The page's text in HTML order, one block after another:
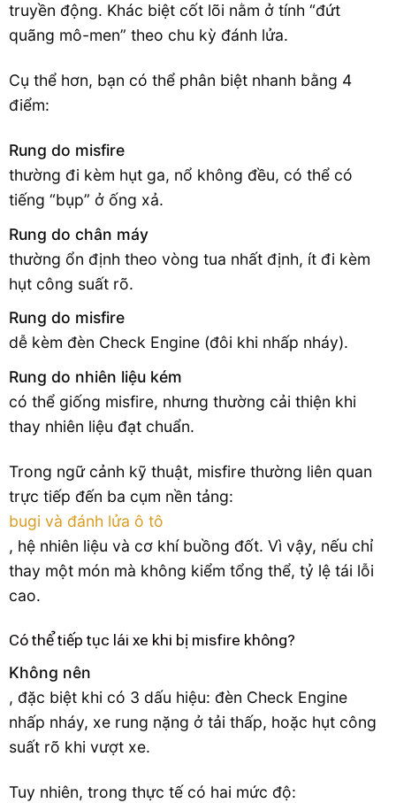
truyền động. Khác biệt cốt lõi nằm ở tính “đứt
quãng mô-men” theo chu kỳ đánh lửa.
Cụ thể hơn, bạn có thể phân biệt nhanh bằng 4
điểm:
Rung do misfire
thường đi kèm hụt ga, nổ không đều, có thể có
tiếng “bụp” ở ống xả.
Rung do chân máy
thường ổn định theo vòng tua nhất định, ít đi kèm
hụt công suất rõ.
Rung do misfire
dễ kèm đèn Check Engine (đôi khi nhấp nháy).
Rung do nhiên liệu kém
có thể giống misfire, nhưng thường cải thiện khi
thay nhiên liệu đạt chuẩn.
Trong ngữ cảnh kỹ thuật, misfire thường liên quan
trực tiếp đến ba cụm nền tảng:
bugi và đánh lửa ô tô
, hệ nhiên liệu và cơ khí buồng đốt. Vì vậy, nếu chỉ
thay một món mà không kiểm tổng thể, tỷ lệ tái lỗi
cao.
Có thể tiếp tục lái xe khi bị misfire không?
Không nên
, đặc biệt khi có 3 dấu hiệu: đèn Check Engine
nhấp nháy, xe rung nặng ở tải thấp, hoặc hụt công
suất rõ khi vượt xe.
Tuy nhiên, trong thực tế có hai mức độ: